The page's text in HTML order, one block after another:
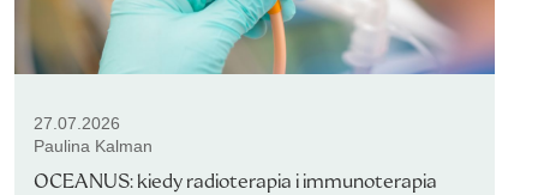
27.07.2026
Paulina Kalman
OCEANUS: kiedy radioterapia i immunoterapia